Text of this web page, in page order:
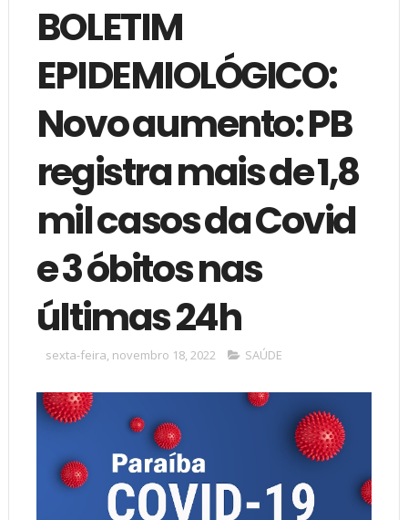
BOLETIM
EPIDEMIOLÓGICO:
Novo aumento: PB
registra mais de 1,8
mil casos da Covid
e 3 óbitos nas
últimas 24h
sexta-feira, novembro 18, 2022 SAÚDE